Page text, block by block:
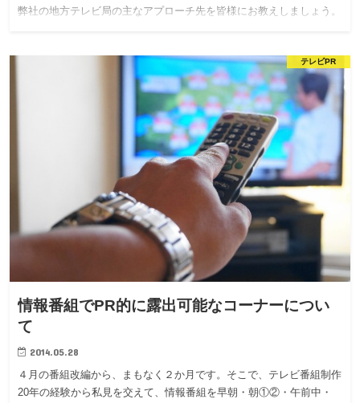
弊社の地方テレビ局の主なアプローチ先を皆様にお教えしましょう。
テレビPR
情報番組でPR的に露出可能なコーナーについ
て
2014.05.28
４月の番組改編から、まもなく２か月です。そこで、テレビ番組制作
20年の経験から私見を交えて、情報番組を早朝・朝①②・午前中・